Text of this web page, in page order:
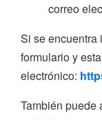
correo
Si se encuentra
formulario y
electrónico:
También puede